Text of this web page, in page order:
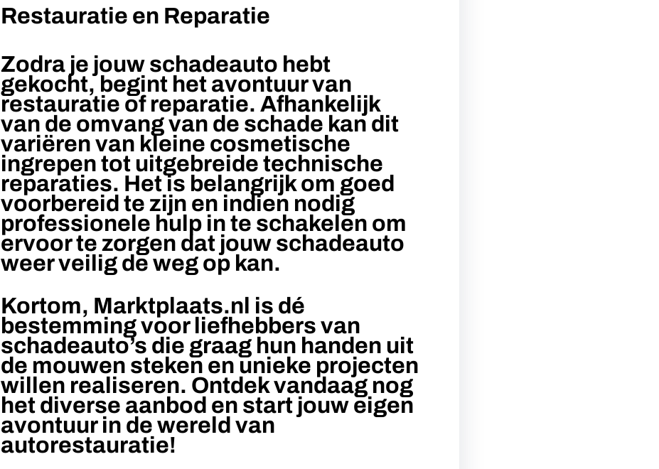
Restauratie en Reparatie
Zodra je jouw schadeauto hebt
gekocht, begint het avontuur van
restauratie of reparatie. Afhankelijk
van de omvang van de schade kan dit
variëren van kleine cosmetische
ingrepen tot uitgebreide technische
reparaties. Het is belangrijk om goed
voorbereid te zijn en indien nodig
professionele hulp in te schakelen om
ervoor te zorgen dat jouw schadeauto
weer veilig de weg op kan.
Kortom, Marktplaats.nl is dé
bestemming voor liefhebbers van
schadeauto’s die graag hun handen uit
de mouwen steken en unieke projecten
willen realiseren. Ontdek vandaag nog
het diverse aanbod en start jouw eigen
avontuur in de wereld van
autorestauratie!